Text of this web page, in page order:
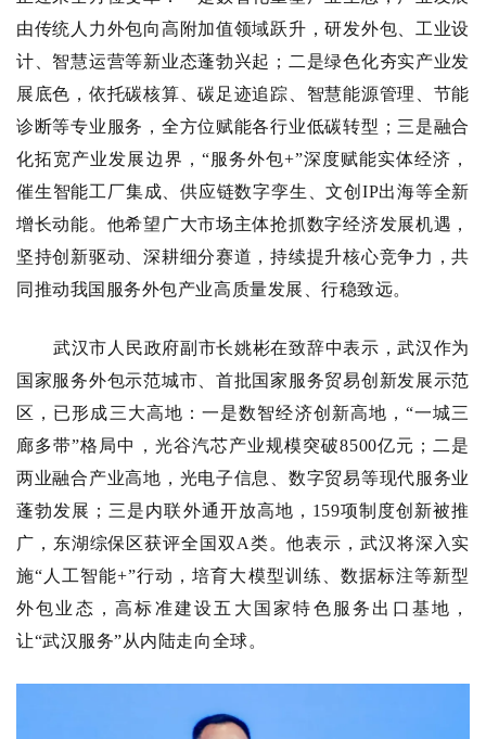
由传统人力外包向高附加值领域跃升，研发外包、工业设
计、智慧运营等新业态蓬勃兴起；二是绿色化夯实产业发
展底色，依托碳核算、碳足迹追踪、智慧能源管理、节能
诊断等专业服务，全方位赋能各行业低碳转型；三是融合
化拓宽产业发展边界，“服务外包+”深度赋能实体经济，
催生智能工厂集成、供应链数字孪生、文创IP出海等全新
增长动能。他希望广大市场主体抢抓数字经济发展机遇，
坚持创新驱动、深耕细分赛道，持续提升核心竞争力，共
同推动我国服务外包产业高质量发展、行稳致远。
武汉市人民政府副市长姚彬在致辞中表示，武汉作为
国家服务外包示范城市、首批国家服务贸易创新发展示范
区，已形成三大高地：一是数智经济创新高地，“一城三
廊多带”格局中，光谷汽芯产业规模突破8500亿元；二是
两业融合产业高地，光电子信息、数字贸易等现代服务业
蓬勃发展；三是内联外通开放高地，159项制度创新被推
广，东湖综保区获评全国双A类。他表示，武汉将深入实
施“人工智能+”行动，培育大模型训练、数据标注等新型
外包业态，高标准建设五大国家特色服务出口基地，
让“武汉服务”从内陆走向全球。